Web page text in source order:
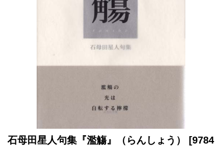
石母田星人句集『濫觴』（らんしょう） [9784